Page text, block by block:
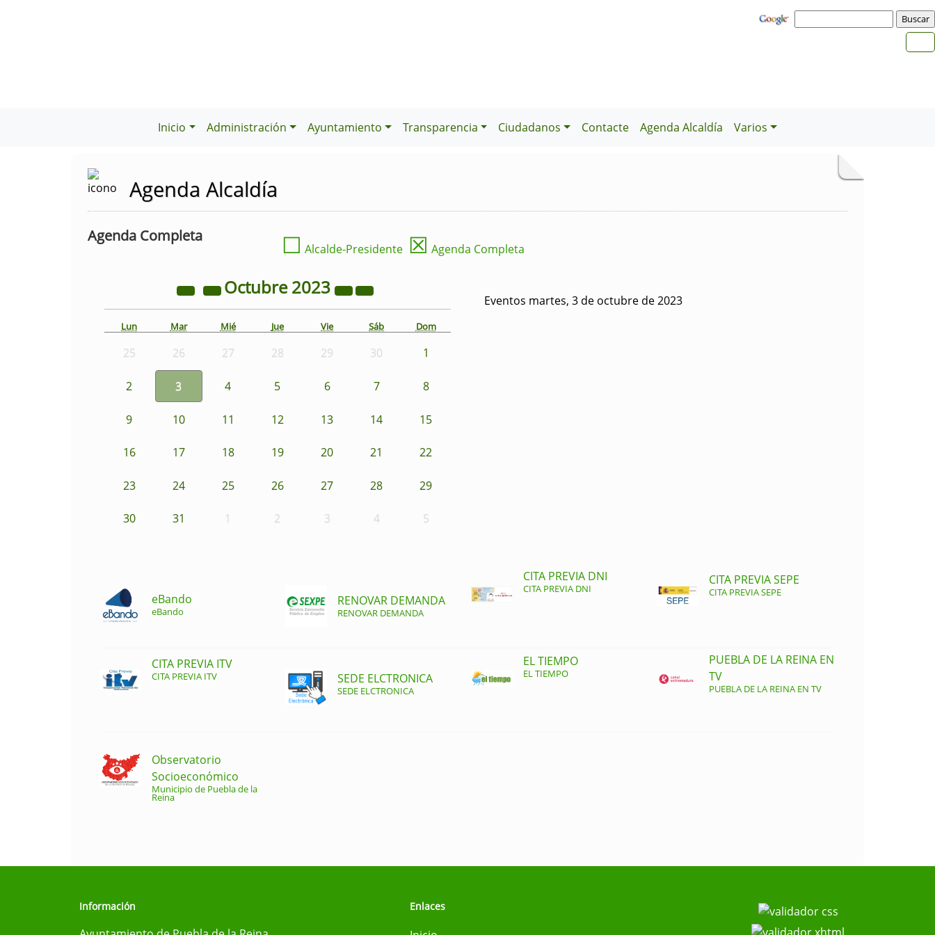
Inicio Administración Ayuntamiento Transparencia Ciudadanos Contacte Agenda Alcaldía Varios
Agenda Alcaldía
Agenda Completa ☐ Alcalde-Presidente ☒ Agenda Completa
Octubre2023
Lun Mar Mié Jue Vie Sáb Dom
25 26 27 28 29 30 1
2 3 4 5 6 7 8
9 10 11 12 13 14 15
16 17 18 19 20 21 22
23 24 25 26 27 28 29
30 31 1 2 3 4 5
Eventos martes, 3 de octubre de 2023
eBando
eBando
RENOVAR DEMANDA
RENOVAR DEMANDA
CITA PREVIA DNI
CITA PREVIA DNI
CITA PREVIA SEPE
CITA PREVIA SEPE
CITA PREVIA ITV
CITA PREVIA ITV SEDE ELCTRONICA
SEDE ELCTRONICA
EL TIEMPO
EL TIEMPO
PUEBLA DE LA REINA EN
TV
PUEBLA DE LA REINA EN TV
Observatorio
Socioeconómico
Municipio de Puebla de la
Reina
Información Enlaces